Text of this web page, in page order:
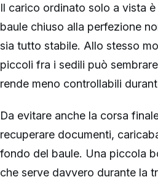
Il carico ordinato solo a vista
baule chiuso alla perfezione
sia tutto stabile. Allo stesso
piccoli fra i sedili può
rende meno controllabili
Da evitare anche la corsa
recuperare documenti,
fondo del baule. Una piccola
che serve davvero durante la